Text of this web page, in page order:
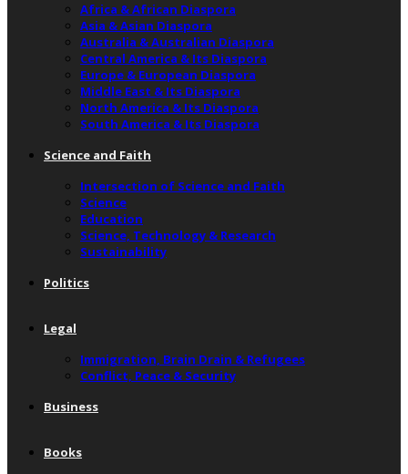
Africa & African Diaspora
Asia & Asian Diaspora
Australia & Australian Diaspora
Central America & Its Diaspora
Europe & European Diaspora
Middle East & Its Diaspora
North America & Its Diaspora
South America & Its Diaspora
Science and Faith
Intersection of Science and Faith
Science
Education
Science, Technology & Research
Sustainability
Politics
Legal
Immigration, Brain Drain & Refugees
Conflict, Peace & Security
Business
Books